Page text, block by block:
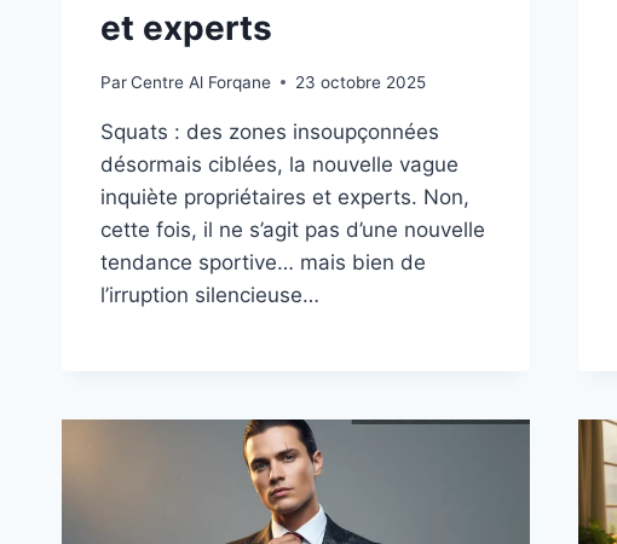
et experts
ParCentre Al Forqane 23 octobre 2025
Squats : des zones insoupçonnées
désormais ciblées, la nouvelle vague
inquiète propriétaires et experts. Non,
cette fois, il ne s’agit pas d’une nouvelle
tendance sportive… mais bien de
l’irruption silencieuse…